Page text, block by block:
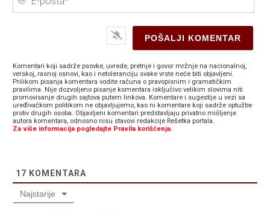
Komentari koji sadrže psovke, uvrede, pretnje i govor mržnje na nacionalnoj,
verskoj, rasnoj osnovi, kao i netoleranciju svake vrste neće biti objavljeni.
Prilikom pisanja komentara vodite računa o pravopisnim i gramatičkim
pravilima. Nije dozvoljeno pisanje komentara isključivo velikim slovima niti
promovisanje drugih sajtova putem linkova. Komentare i sugestije u vezi sa
uređivačkom politikom ne objavljujemo, kao ni komentare koji sadrže optužbe
protiv drugih osoba. Objavljeni komentari predstavljaju privatno mišljenje
autora komentara, odnosno nisu stavovi redakcije Rešetka portala.
Za više informacija pogledajte Pravila korišćenja.
17 KOMENTARA
Najstarije